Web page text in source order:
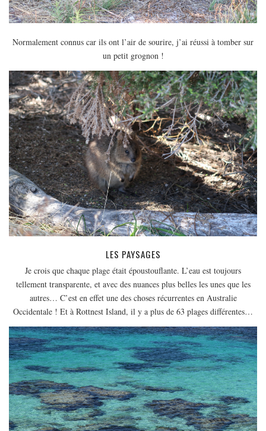
Normalement connus car ils ont l’air de sourire, j’ai réussi à tomber sur
un petit grognon !
LES PAYSAGES
Je crois que chaque plage était époustouflante. L’eau est toujours
tellement transparente, et avec des nuances plus belles les unes que les
autres… C’est en effet une des choses récurrentes en Australie
Occidentale ! Et à Rottnest Island, il y a plus de 63 plages différentes…